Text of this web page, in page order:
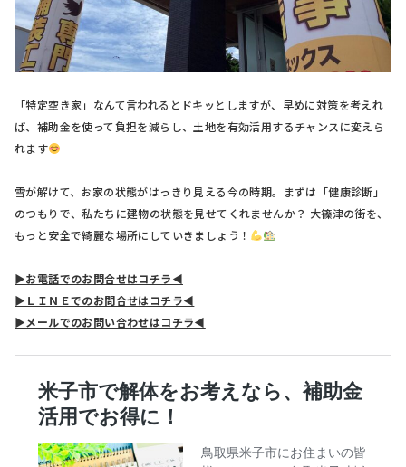
「特定空き家」なんて言われるとドキッとしますが、早めに対策を考えれ
ば、補助金を使って負担を減らし、土地を有効活用するチャンスに変えら
れます
雪が解けて、お家の状態がはっきり見える今の時期。まずは「健康診断」
のつもりで、私たちに建物の状態を見せてくれませんか？ 大篠津の街を、
もっと安全で綺麗な場所にしていきましょう！
▶お電話でのお問合せはコチラ◀
▶ＬＩＮＥでのお問合せはコチラ◀
▶メールでのお問い合わせはコチラ◀